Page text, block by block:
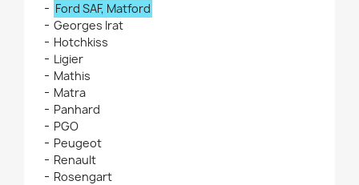
Ford SAF, Matford
Georges Irat
Hotchkiss
Ligier
Mathis
Matra
Panhard
PGO
Peugeot
Renault
Rosengart